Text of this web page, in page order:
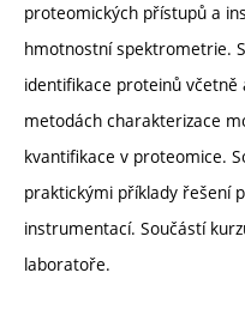
proteomických přístupů a
hmotnostní spektrometrie.
identifikace proteinů včetně
metodách charakterizace
kvantifikace v proteomice.
praktickými příklady řešení
instrumentací. Součástí
laboratoře.